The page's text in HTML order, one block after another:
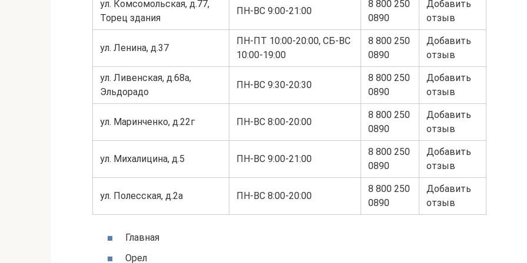
ул. Комсомольская, д.77,
Торец здания
ПН-ВС 9:00-21:00
8 800 250
0890
Добавить
отзыв
ул. Ленина, д.37
ПН-ПТ 10:00-20:00, СБ-ВС
10:00-19:00
8 800 250
0890
Добавить
отзыв
ул. Ливенская, д.68а,
Эльдорадо
ПН-ВС 9:30-20:30
8 800 250
0890
Добавить
отзыв
ул. Маринченко, д.22г ПН-ВС 8:00-20:00
8 800 250
0890
Добавить
отзыв
ул. Михалицина, д.5 ПН-ВС 9:00-21:00
8 800 250
0890
Добавить
отзыв
ул. Полесская, д.2а ПН-ВС 8:00-20:00
8 800 250
0890
Добавить
отзыв
Главная
Орел